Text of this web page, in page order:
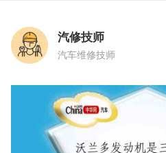
汽修技师
汽车维修技师